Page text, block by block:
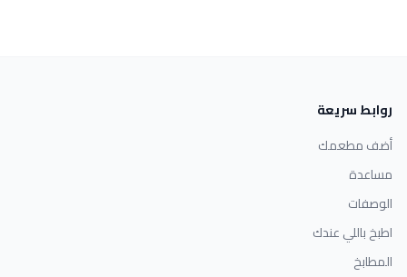
روابط سريعة
أضف مطعمك
مساعدة
الوصفات
اطبخ باللي عندك
المطابخ